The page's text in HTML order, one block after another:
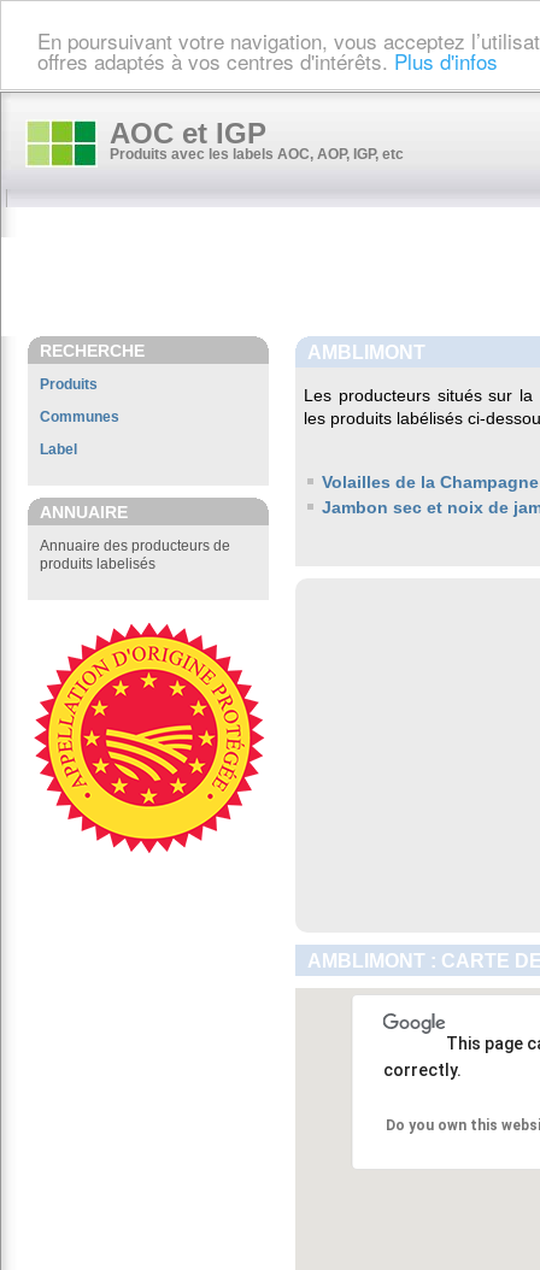
En poursuivant votre navigation, vous acceptez
offres adaptés à vos centres d'intérêts. Plus d'infos
AOC et IGP
Produits avec les labels AOC, AOP, IGP, etc
RECHERCHE
Produits
Communes
Label
ANNUAIRE
Annuaire des producteurs de
produits labelisés
AMBLIMONT
Les producteurs situés sur
les produits labélisés ci-
Volailles de la Champagne
Jambon sec et noix de
AMBLIMONT : CARTE
This page
correctly.
Do you own this